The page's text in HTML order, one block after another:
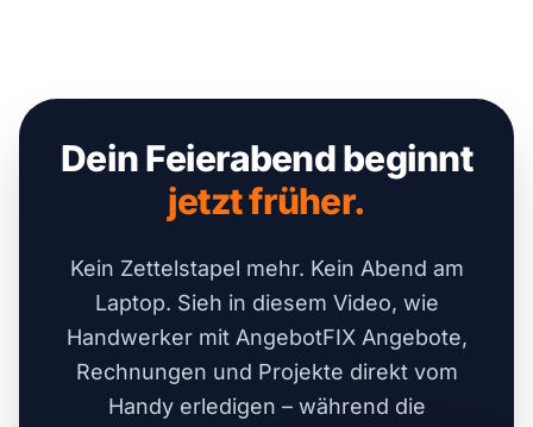
Dein Feierabend beginnt
jetzt früher.
Kein Zettelstapel mehr. Kein Abend am
Laptop. Sieh in diesem Video, wie
Handwerker mit AngebotFIX Angebote,
Rechnungen und Projekte direkt vom
Handy erledigen – während die